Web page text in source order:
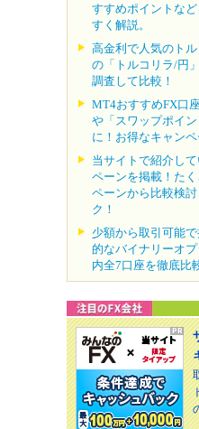
すすめポイントな
すく解説。
高金利で人気のト
の「トルコリラ/円
調査して比較！
MT4おすすめFX口
や「スワップポイ
に！お得なキャンペ
当サイトで紹介し
ペーンを掲載！た
ペーンから比較検
ク！
少額から取引可能
的なバイナリーオ
内全7口座を徹底比